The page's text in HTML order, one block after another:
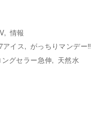
情報
アイス がっちりマンデー‼
ングセラー急伸
天然水